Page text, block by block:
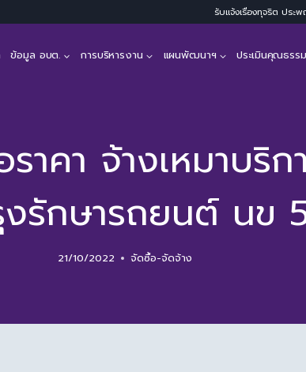
รับแจ้งเรื่องทุจริต ประ
ข้อมูล อบต. การบริหารงาน แผนพัฒนาฯ ประเมินคุณธรร
าคา จ้างเหมาบริก
รักษารถยนต์ นข
21/10/2022 จัดซื้อ-จัดจ้าง